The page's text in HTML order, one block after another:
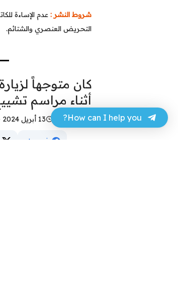
شروط النشر : عدم الإساءة
التحريض العنصري والشتائم.
كان متوجهاً
أثناء مراسم
حسن عجر 13 أبريل 2024 - 19:17
فيسبوك
How can I help you?